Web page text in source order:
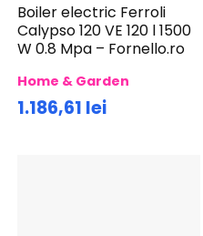
Boiler electric Ferroli
Calypso 120 VE 120 l 1500
W 0.8 Mpa – Fornello.ro
Home & Garden
1.186,61 lei